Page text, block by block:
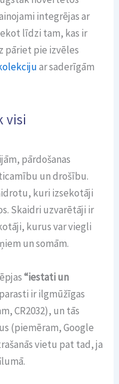
integrējas ar
līdzi tam, kas ir
pāriet pie izvēles
ar saderīgām
visi
pārdošanas
un drošību.
kuri izsekotāji
Skaidri uzvarētāji ir
kurus var viegli
un somām.
“iestati un
ir ilgmūžīgas
CR2032), un tās
(piemēram, Google
vietu pat tad, ja